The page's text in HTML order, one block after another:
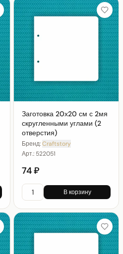
Заготовка 20х20 см с 2мя
скругленными углами (2
отверстия)
Бренд:Craftstory
Арт.: 522051
74 ₽
В корзину